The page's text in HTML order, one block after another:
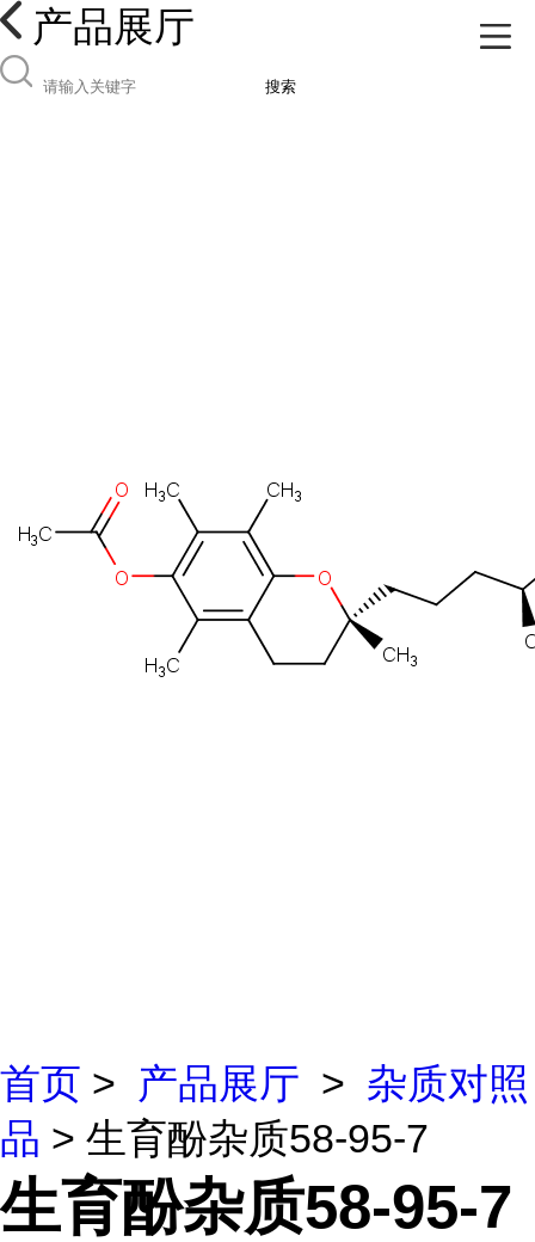
产品展厅
搜索
首页 > 产品展厅 > 杂质对照
品 > 生育酚杂质58-95-7
生育酚杂质58-95-7